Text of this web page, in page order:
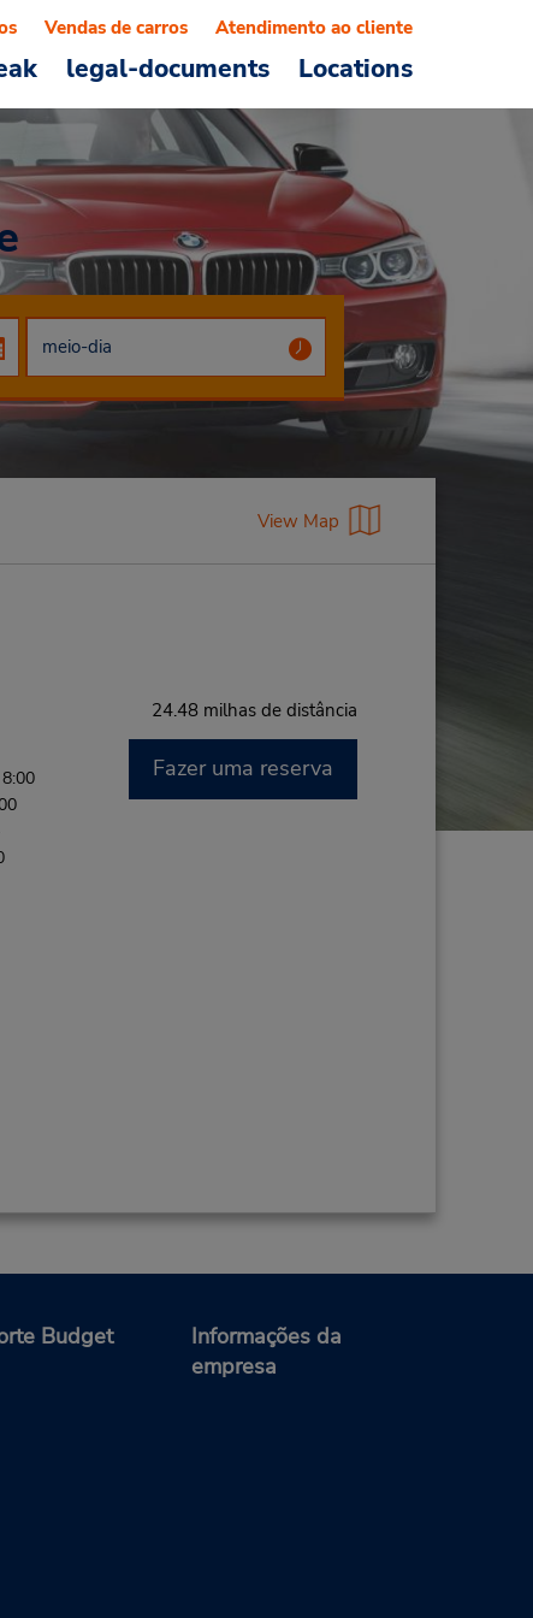
legal-documents Locations
Vendas de carros Atendimento ao cliente
View Map
24.48 milhas de distância
Fazer uma reserva
Budget
Informações da
empresa